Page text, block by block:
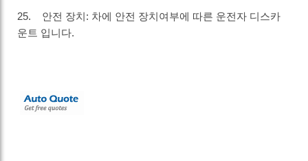
25. 안전 장치: 차에 안전 장치여부에 따른 운전자 디스카
운트 입니다.